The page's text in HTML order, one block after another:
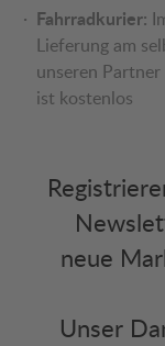
Fahrradkurier:
Lieferung am
unseren
ist kostenlos
neue
Unser